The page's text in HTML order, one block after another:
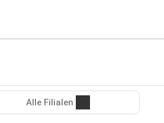
Alle Filialen